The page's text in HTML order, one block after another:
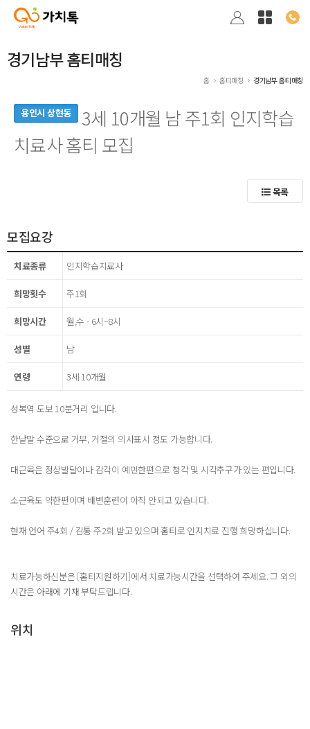
경기남부 홈티매칭
홈 홈티매칭 경기남부 홈티매칭
용인시 상현동
3세 10개월 남 주1회 인지학습
치료사 홈티 모집
목록
모집요강
치료종류 인지학습치료사
희망횟수 주1회
희망시간 월,수 - 6시~8시
성별 남
연령 3세 10개월
성복역 도보 10분거리 입니다.
한낱말 수준으로 거부, 거절의 의사표시 정도 가능합니다.
대근육은 정상발달이나 감각이 예민한편으로 청각 및 시각추구가 있는 편입니다.
소근육도 약한편이며 배변훈련이 아직 안되고 있습니다.
현재 언어 주4회 / 감통 주2회 받고 있으며 홈티로 인지치료 진행 희망하십니다.
치료가능하신분은 [홈티지원하기]에서 치료가능시간을 선택하여 주세요. 그 외의
시간은 아래에 기재 부탁드립니다.
위치